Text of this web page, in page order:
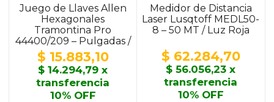
Juego de Llaves Allen
Hexagonales
Tramontina Pro
44400/209 – Pulgadas /
9 Piezas
$ 15.883,10
$ 14.294,79 x
transferencia
10% OFF
Medidor de Distancia
Laser Lusqtoff MEDL50-
8 – 50 MT / Luz Roja
$ 62.284,70
$ 56.056,23 x
transferencia
10% OFF